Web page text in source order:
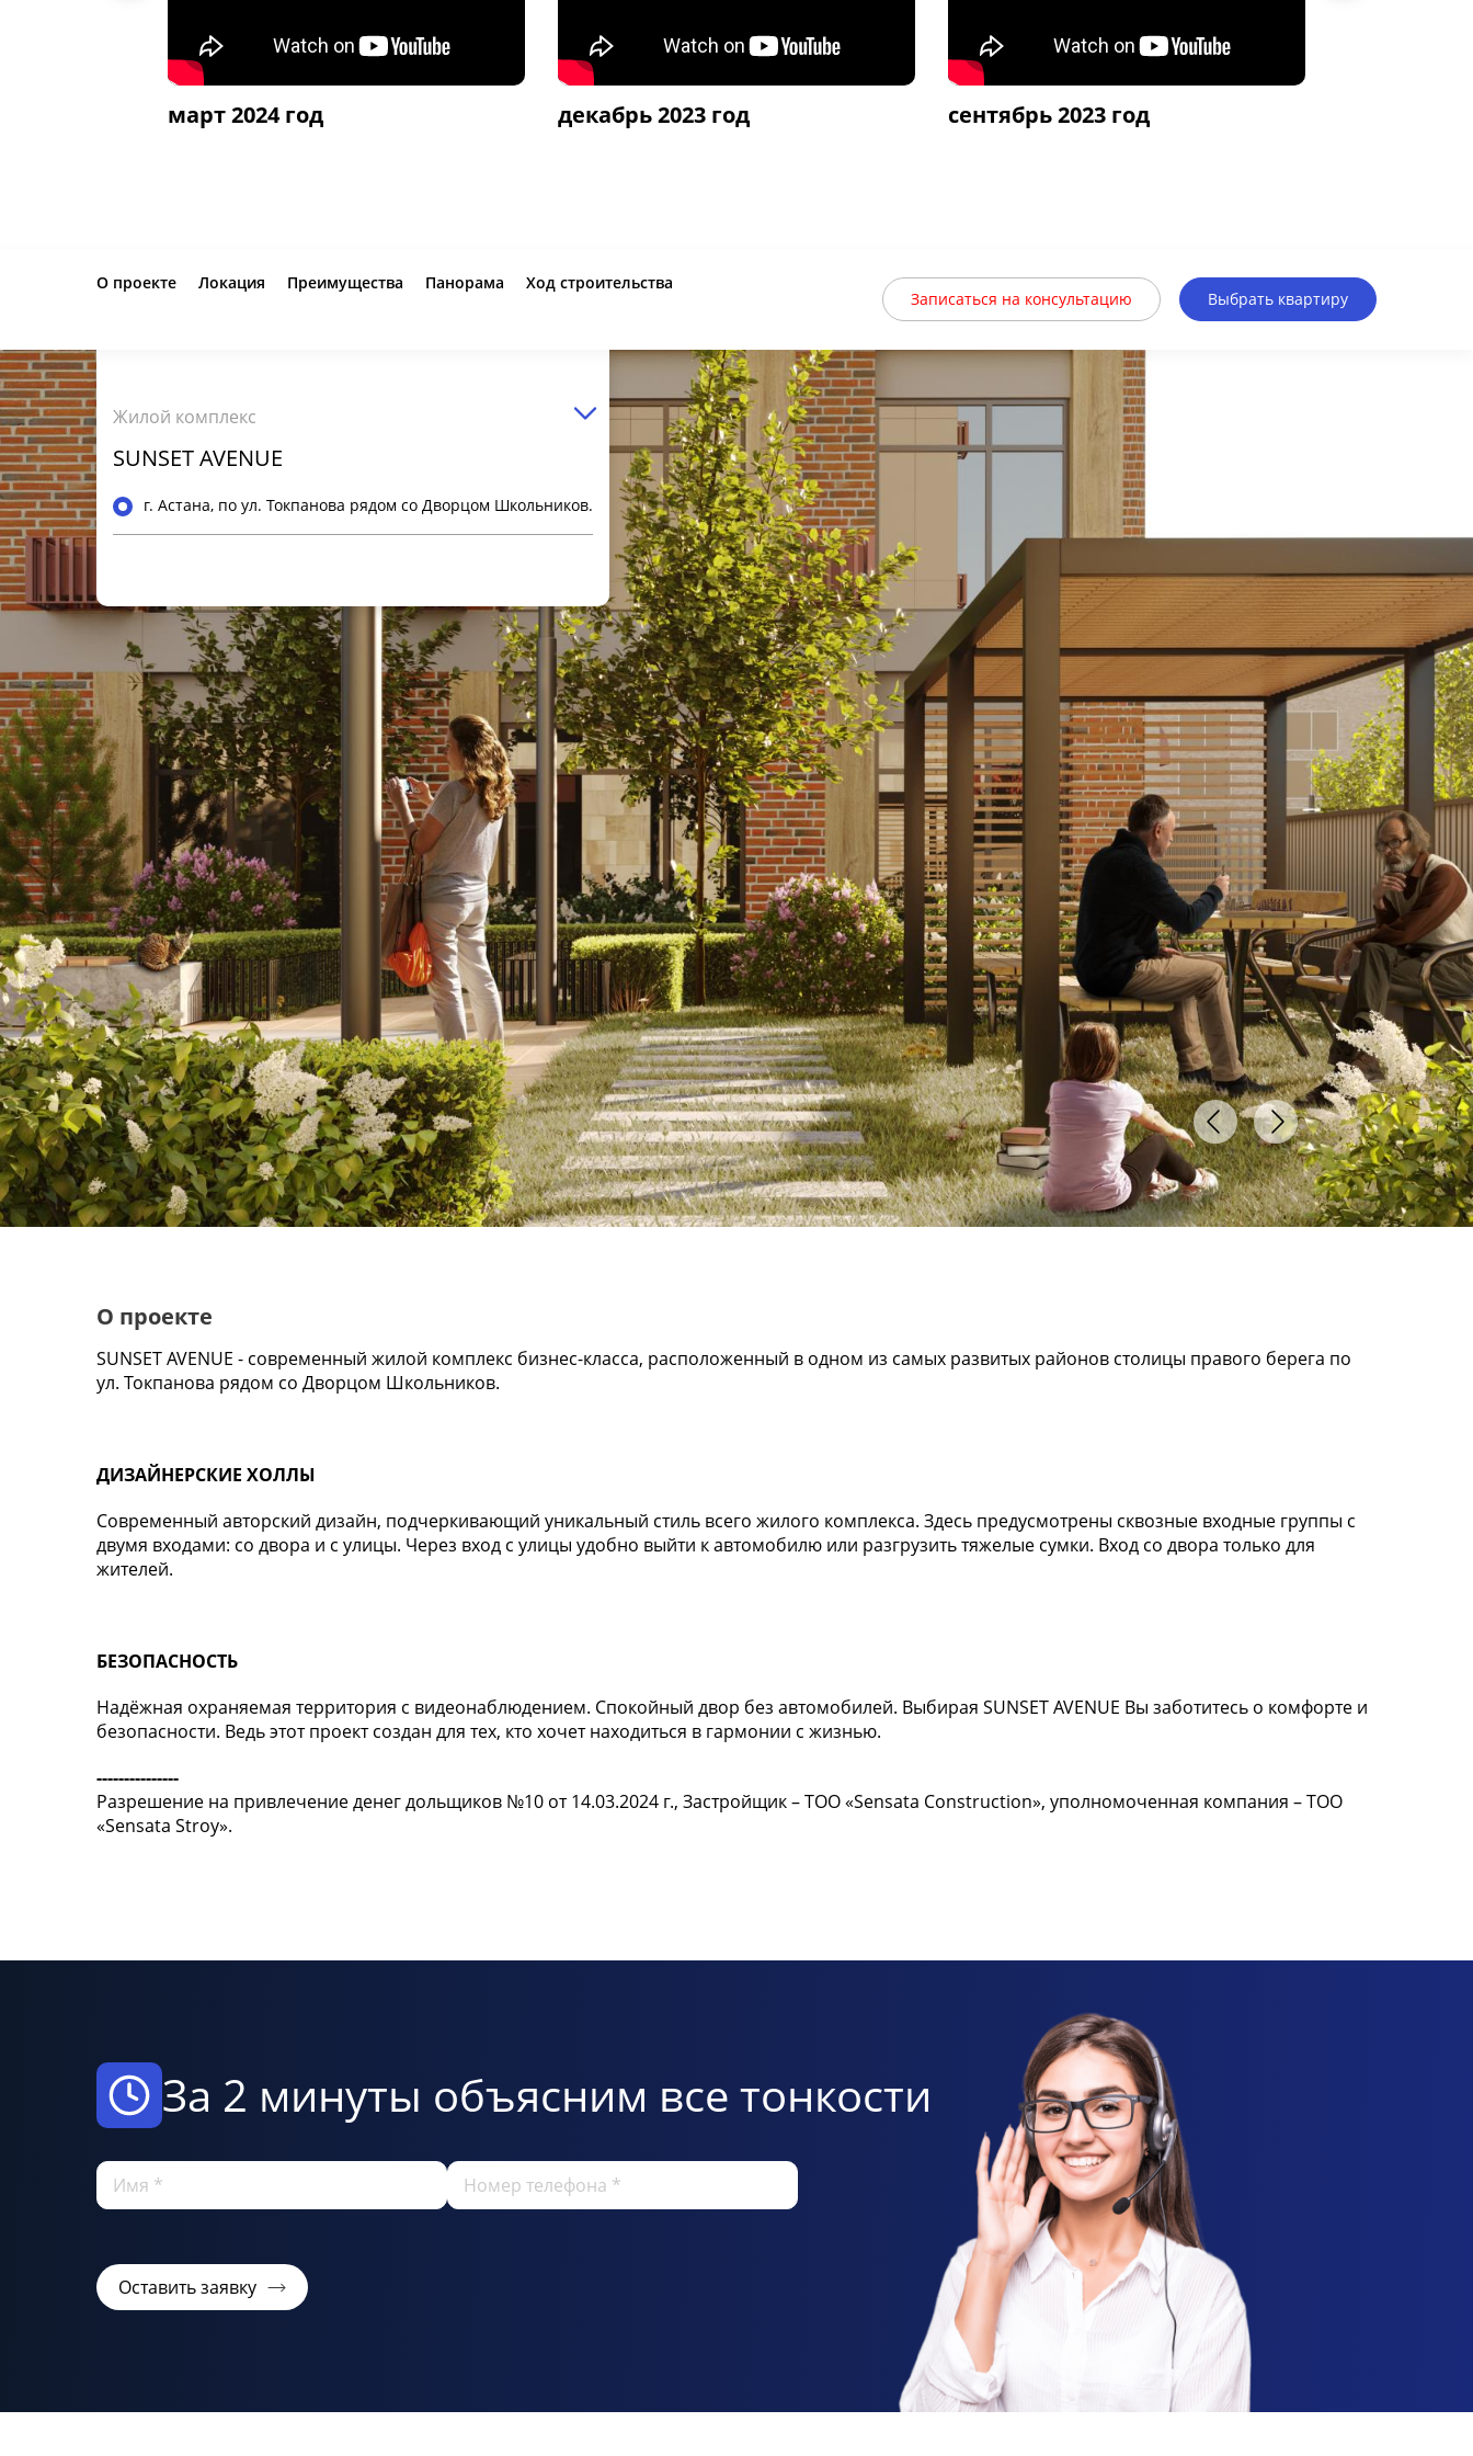
март 2024 год декабрь 2023 год сентябрь 2023 год
О проекте Локация Преимущества Панорама Ход строительства
Записаться на консультацию Выбрать квартиру
Жилой комплекс
SUNSET AVENUE
г. Астана, по ул. Токпанова рядом со Дворцом Школьников.
Общая информация
Класс ЖК
Бизнес
Площадь квартир
40 - 136 м2
Этажность
9, 12, 16
Количество очередей
2
Высота потолков
Паркинг
есть
О проекте
SUNSET AVENUE - современный жилой комплекс бизнес-класса, расположенный в одном из самых развитых районов столицы правого берега по
ул. Токпанова рядом со Дворцом Школьников.
ДИЗАЙНЕРСКИЕ ХОЛЛЫ
Современный авторский дизайн, подчеркивающий уникальный стиль всего жилого комплекса. Здесь предусмотрены сквозные входные группы с
двумя входами: со двора и с улицы. Через вход с улицы удобно выйти к автомобилю или разгрузить тяжелые сумки. Вход со двора только для
жителей.
БЕЗОПАСНОСТЬ
Надёжная охраняемая территория с видеонаблюдением. Спокойный двор без автомобилей. Выбирая SUNSET AVENUE Вы заботитесь о комфорте и
безопасности. Ведь этот проект создан для тех, кто хочет находиться в гармонии с жизнью.
---------------
Разрешение на привлечение денег дольщиков №10 от 14.03.2024 г., Застройщик – ТОО «Sensata Construction», уполномоченная компания – ТОО
«Sensata Stroy».
За 2 минуты объясним все тонкости
Оставить заявку